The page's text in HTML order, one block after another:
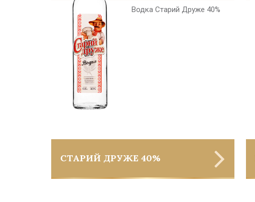
Водка Старий Друже 40%
СТАРИЙ ДРУЖЕ 40%